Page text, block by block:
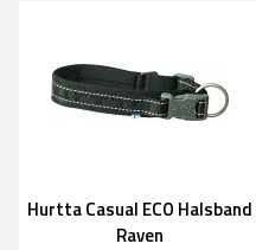
Hurtta Casual ECO Halsband
Raven